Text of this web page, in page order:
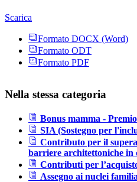
Scarica
Formato DOCX (Word)
Formato ODT
Formato PDF
Nella stessa categoria
Bonus mamma -
SIA (Sostegno per
Contributo per il
barriere architettoniche in
Contributi per
Assegno ai nuclei